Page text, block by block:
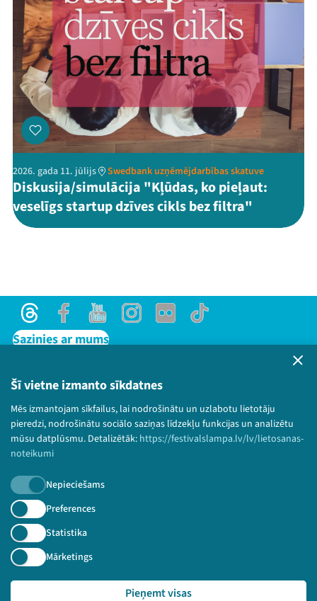
Šī vietne izmanto sīkdatnes
Mēs izmantojam sīkfailus, lai nodrošinātu un uzlabotu lietotāju
pieredzi, nodrošinātu sociālo saziņas līdzekļu funkcijas un analizētu
mūsu datplūsmu. Detalizētāk: https://festivalslampa.lv/lv/lietosanas-
noteikumi
Nepieciešams
Preferences
Statistika
Mārketings
Pieņemt visas
2026. gada 11. jūlijs Swedbank uzņēmējdarbības skatuve
Diskusija/simulācija "Kļūdas, ko pieļaut:
veselīgs startup dzīves cikls bez filtra"
ThreadsFacebookYoutubeInstagram
Flick TikTok
Sazinies ar mums
Lietošanas noteikumi un sīkdatņu politika
Bērnu aizsardzības politika
© 2026 Sarunu festivāls LAMPA Visas tiesības
paturētas.
Piesakies jaunumiem!
Nepalaid garām aktuālāko informāciju!